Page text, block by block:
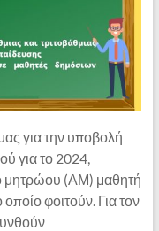
για την υποβολή
για το 2024,
μητρώου (ΑΜ) μαθητή
φοιτούν. Για τον